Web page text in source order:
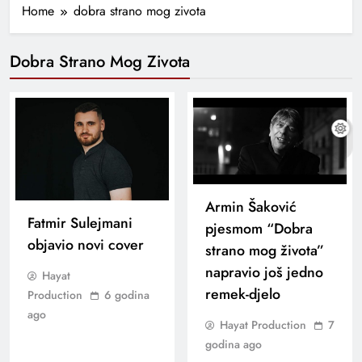
Home dobra strano mog zivota
Dobra Strano Mog Zivota
Fatmir Sulejmani
objavio novi cover
Hayat
Production
6 godina
ago
Armin Šaković
pjesmom “Dobra
strano mog života”
napravio još jedno
remek-djelo
Hayat Production
7
godina ago